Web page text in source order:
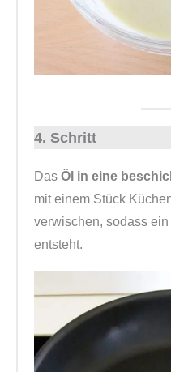
4. Schritt
Das Öl in eine
mit einem Stück
verwischen, sodass ein
entsteht.